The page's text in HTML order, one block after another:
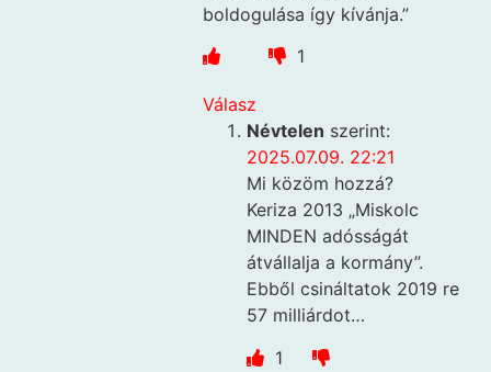
boldogulása így kívánja.”
1
Válasz
Névtelen szerint:
2025.07.09. 22:21
Mi közöm hozzá?
Keriza 2013 „Miskolc
MINDEN adósságát
átvállalja a kormány”.
Ebből csináltatok 2019 re
57 milliárdot…
1